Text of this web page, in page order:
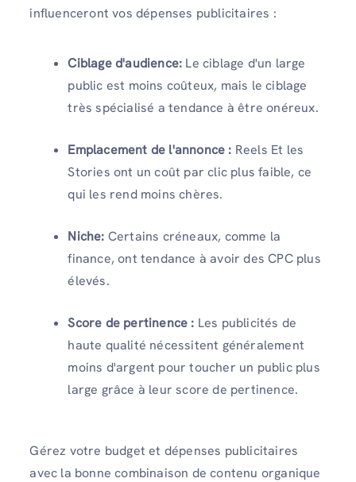
influenceront vos dépenses publicitaires :
Ciblage d'audience: Le ciblage d'un large
public est moins coûteux, mais le ciblage
très spécialisé a tendance à être onéreux.
Emplacement de l'annonce : Reels Et les
Stories ont un coût par clic plus faible, ce
qui les rend moins chères.
Niche: Certains créneaux, comme la
finance, ont tendance à avoir des CPC plus
élevés.
Score de pertinence : Les publicités de
haute qualité nécessitent généralement
moins d'argent pour toucher un public plus
large grâce à leur score de pertinence.
Gérez votre budget et dépenses publicitaires
avec la bonne combinaison de contenu organique